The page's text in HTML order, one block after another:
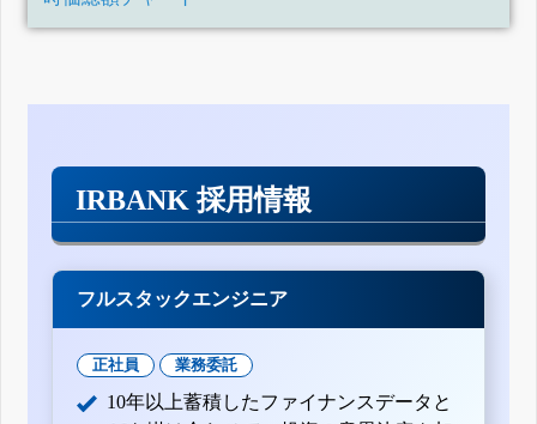
IRBANK 採用情報
フルスタックエンジニア
正社員 業務委託
10年以上蓄積したファイナンスデータと